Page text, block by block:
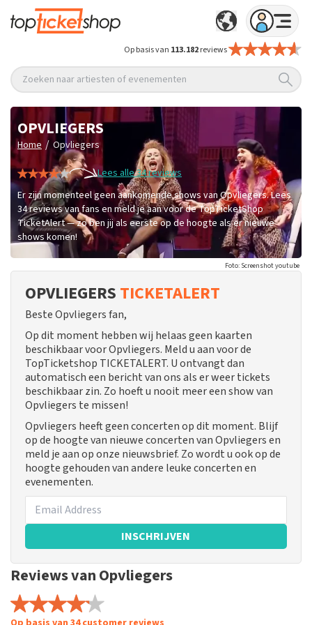
Op basis van 113.182reviews
Zoeken naar artiesten of evenementen
OPVLIEGERS
Home / Opvliegers
Lees alle 34 reviews
Er zijn momenteel geen aankomende shows van Opvliegers. Lees
34 reviews van fans en meld je aan voor de TopTicketShop
TicketAlert — zo ben jij als eerste op de hoogte als er nieuwe
shows komen!
Foto: Screenshot youtube
OPVLIEGERS TICKETALERT
Beste Opvliegers fan,
Op dit moment hebben wij helaas geen kaarten
beschikbaar voor Opvliegers. Meld u aan voor de
TopTicketshop TICKETALERT. U ontvangt dan
automatisch een bericht van ons als er weer tickets
beschikbaar zin. Zo hoeft u nooit meer een show van
Opvliegers te missen!
Opvliegers heeft geen concerten op dit moment. Blijf
op de hoogte van nieuwe concerten van Opvliegers en
meld je aan op onze nieuwsbrief. Zo wordt u ook op de
hoogte gehouden van andere leuke concerten en
evenementen.
INSCHRIJVEN
Reviews van Opvliegers